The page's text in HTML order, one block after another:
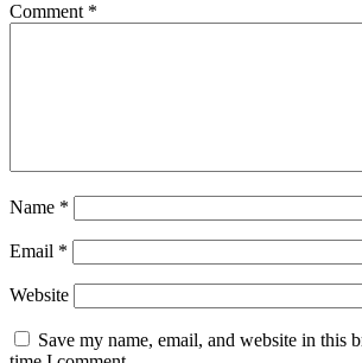
Comment *
Name *
Email *
Website
Save my name, email, and website in this